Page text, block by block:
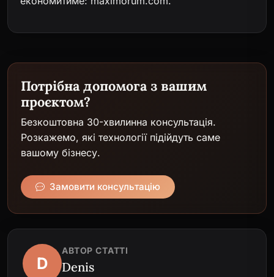
Потрібна допомога з вашим
проєктом?
Безкоштовна 30-хвилинна консультація.
Розкажемо, які технології підійдуть саме
вашому бізнесу.
Замовити консультацію
D
АВТОР СТАТТІ
Denis